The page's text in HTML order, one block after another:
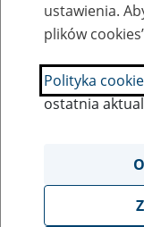
SZUKAJ
Ukryj
ustawienia.
plików
Polityka
ostatnia